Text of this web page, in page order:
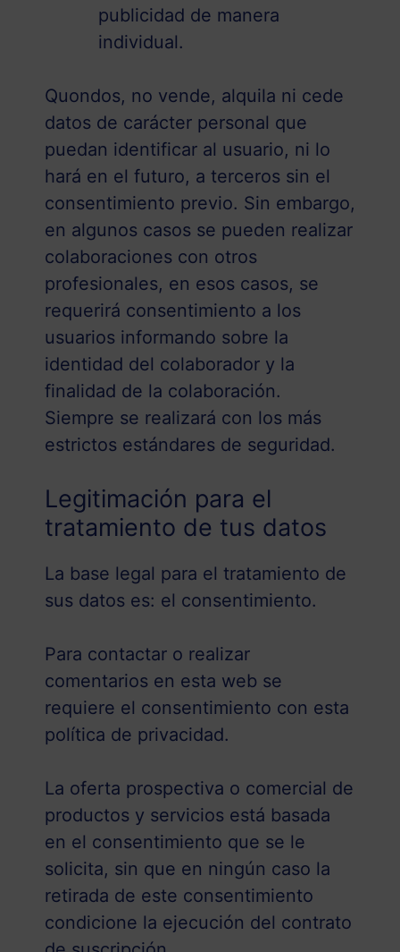
publicidad de manera
individual.
Quondos, no vende, alquila ni cede
datos de carácter personal que
puedan identificar al usuario, ni lo
hará en el futuro, a terceros sin el
consentimiento previo. Sin embargo,
en algunos casos se pueden realizar
colaboraciones con otros
profesionales, en esos casos, se
requerirá consentimiento a los
usuarios informando sobre la
identidad del colaborador y la
finalidad de la colaboración.
Siempre se realizará con los más
estrictos estándares de seguridad.
Legitimación para el
tratamiento de tus datos
La base legal para el tratamiento de
sus datos es: el consentimiento.
Para contactar o realizar
comentarios en esta web se
requiere el consentimiento con esta
política de privacidad.
La oferta prospectiva o comercial de
productos y servicios está basada
en el consentimiento que se le
solicita, sin que en ningún caso la
retirada de este consentimiento
condicione la ejecución del contrato